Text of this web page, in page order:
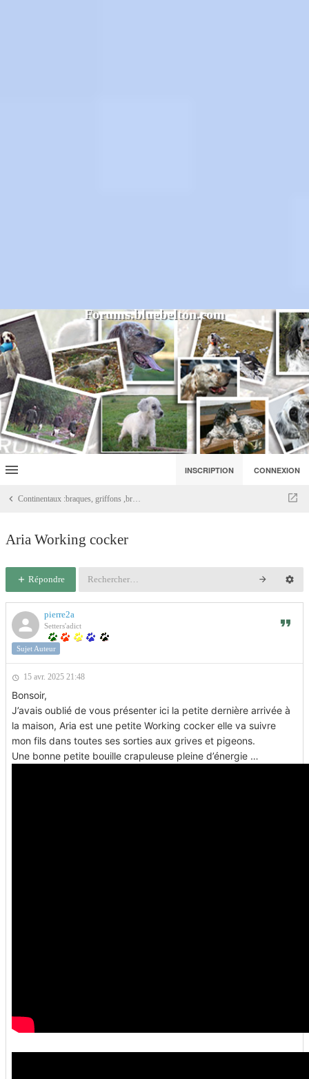
Forums.bluebelton.com
INSCRIPTION CONNEXION
Continentaux :braques, griffons ,bretons, etc..
Aria Working cocker
Répondre
pierre2a
Setters'adict
Sujet Auteur
15 avr. 2025 21:48
Bonsoir,
J’avais oublié de vous présenter ici la petite dernière arrivée à
la maison, Aria est une petite Working cocker elle va suivre
mon fils dans toutes ses sorties aux grives et pigeons.
Une bonne petite bouille crapuleuse pleine d’énergie …